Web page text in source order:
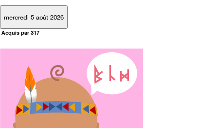
mercredi 5 août 2026
Acquis par 317